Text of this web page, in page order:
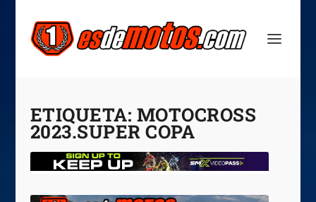
ETIQUETA: MOTOCROSS
2023.SUPER COPA